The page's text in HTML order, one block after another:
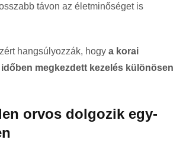
távon az életminőséget is
hangsúlyozzák, hogy a korai
megkezdett kezelés különösen
orvos dolgozik egy-